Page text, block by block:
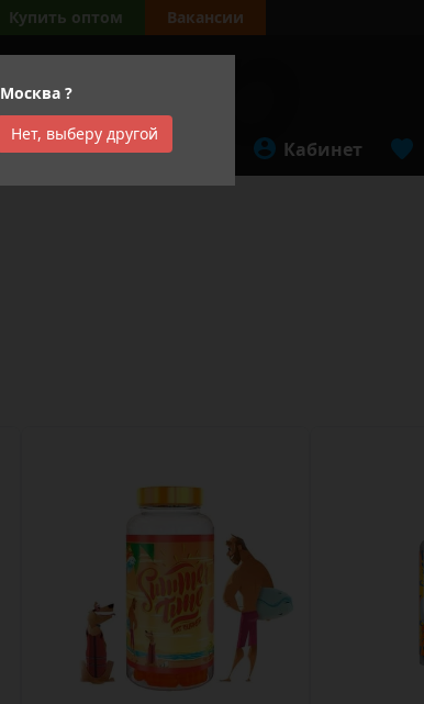
Москва ?
Нет, выберу другой
Купить оптом Вакансии
Кабинет